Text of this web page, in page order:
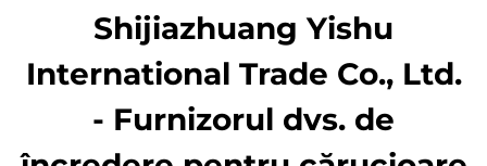
Shijiazhuang Yishu
International Trade Co., Ltd.
- Furnizorul dvs. de